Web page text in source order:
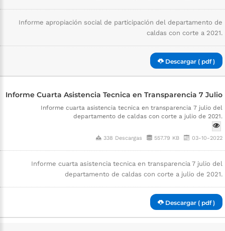
Informe apropiación social de participación del departamento de
caldas con corte a 2021.
Descargar ( pdf )
Informe Cuarta Asistencia Tecnica en Transparencia 7 Julio
Informe cuarta asistencia tecnica en transparencia 7 julio del
departamento de caldas con corte a julio de 2021.
338 Descargas 557.79 KB 03-10-2022
Informe cuarta asistencia tecnica en transparencia 7 julio del
departamento de caldas con corte a julio de 2021.
Descargar ( pdf )